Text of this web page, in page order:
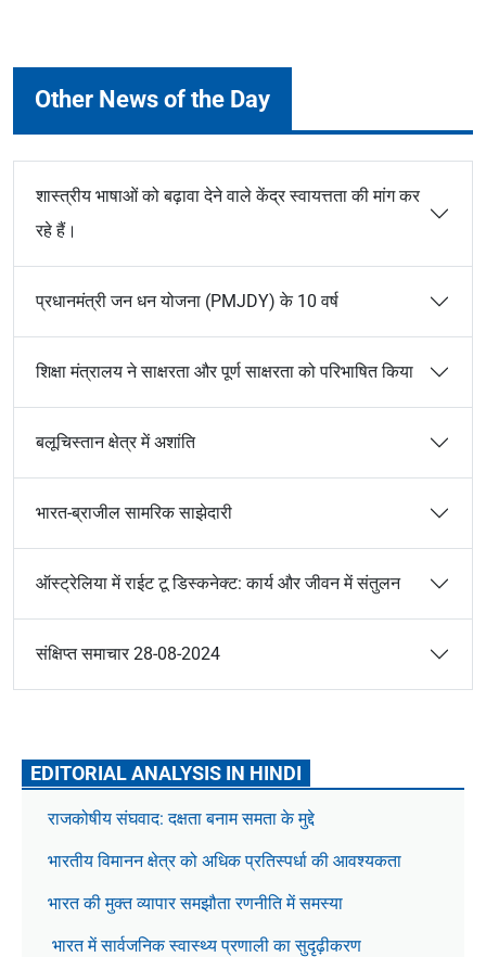
Other News of the Day
शास्त्रीय भाषाओं को बढ़ावा देने वाले केंद्र स्वायत्तता की मांग कर
रहे हैं।
प्रधानमंत्री जन धन योजना (PMJDY) के 10 वर्ष
शिक्षा मंत्रालय ने साक्षरता और पूर्ण साक्षरता को परिभाषित किया
बलूचिस्तान क्षेत्र में अशांति
भारत-ब्राजील सामरिक साझेदारी
ऑस्ट्रेलिया में राईट टू डिस्कनेक्ट: कार्य और जीवन में संतुलन
संक्षिप्त समाचार 28-08-2024
EDITORIAL ANALYSIS IN HINDI
राजकोषीय संघवाद: दक्षता बनाम समता के मुद्दे
भारतीय विमानन क्षेत्र को अधिक प्रतिस्पर्धा की आवश्यकता
भारत की मुक्त व्यापार समझौता रणनीति में समस्या
भारत में सार्वजनिक स्वास्थ्य प्रणाली का सुदृढ़ीकरण